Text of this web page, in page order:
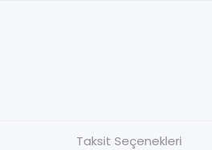
Taksit Seçenekleri